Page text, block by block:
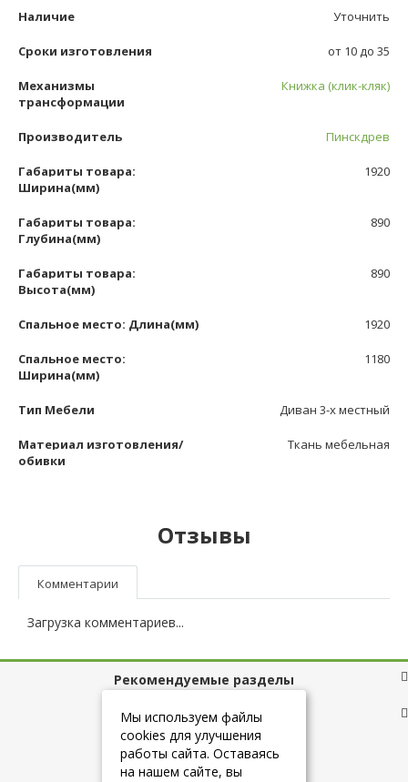
Наличие Уточнить
Сроки изготовления от 10 до 35
Механизмы
трансформации
Книжка (клик-кляк)
Производитель Пинскдрев
Габариты товара:
Ширина(мм)
1920
Габариты товара:
Глубина(мм)
890
Габариты товара:
Высота(мм)
890
Спальное место: Длина(мм) 1920
Спальное место:
Ширина(мм)
1180
Тип Мебели Диван 3-х местный
Материал изготовления/
обивки
Ткань мебельная
Отзывы
Комментарии
Загрузка комментариев...
Рекомендуемые разделы
Полезные ссылки
+7 (925) 084-10-60
Мы используем файлы
cookies для улучшения
работы сайта. Оставаясь
на нашем сайте, вы